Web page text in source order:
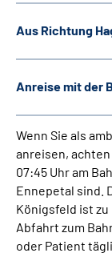
Aus Richtung
Anreise mit der
Wenn Sie als
anreisen,
07:45 Uhr am
Ennepetal sind.
Königsfeld ist
Abfahrt zum
oder Patient